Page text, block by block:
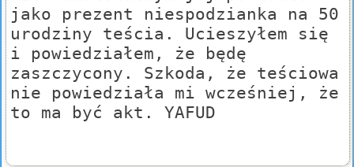
jako prezent niespodzianka na 50
urodziny teścia. Ucieszyłem się
i powiedziałem, że będę
zaszczycony. Szkoda, że teściowa
nie powiedziała mi wcześniej, że
to ma być akt. YAFUD